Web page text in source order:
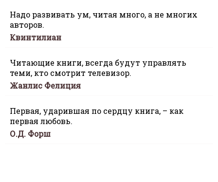
Надо развивать ум, читая много, а не многих
авторов.
Квинтилиан
Читающие книги, всегда будут управлять
теми, кто смотрит телевизор.
Жанлис Фелиция
Первая, ударившая по сердцу книга, – как
первая любовь.
О.Д. Форш